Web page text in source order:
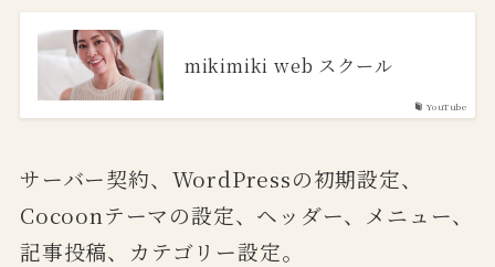
YouTube
mikimiki web スクール
サーバー契約、WordPressの初期設定、
Cocoonテーマの設定、ヘッダー、メニュー、
記事投稿、カテゴリー設定。